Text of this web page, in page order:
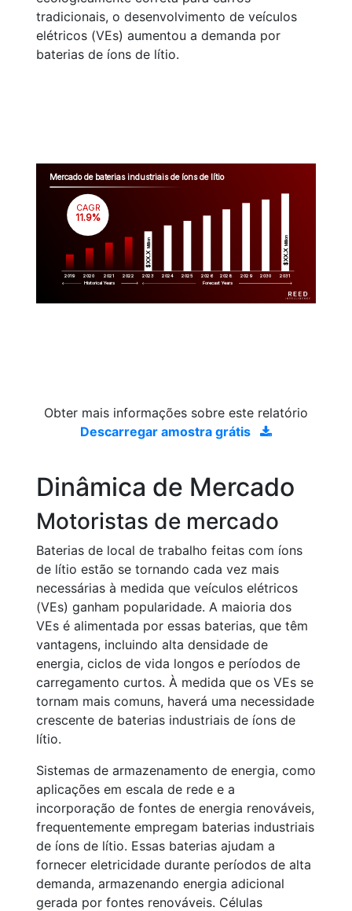
tradicionais, o desenvolvimento de veículos
elétricos (VEs) aumentou a demanda por
baterias de íons de lítio.
Mercado de baterias industriais de íons de lítio
2019 2020 2021 2022 2023 2024 2025 2026 2028 2029 2030 2031
$XX.X
Million
$XX.X
Million
CAGR
11.9%
Historical Years Forecast Years
Obter mais informações sobre este relatório
Descarregar amostra grátis
Dinâmica de Mercado
Motoristas de mercado
Baterias de local de trabalho feitas com íons
de lítio estão se tornando cada vez mais
necessárias à medida que veículos elétricos
(VEs) ganham popularidade. A maioria dos
VEs é alimentada por essas baterias, que têm
vantagens, incluindo alta densidade de
energia, ciclos de vida longos e períodos de
carregamento curtos. À medida que os VEs se
tornam mais comuns, haverá uma necessidade
crescente de baterias industriais de íons de
lítio.
Sistemas de armazenamento de energia, como
aplicações em escala de rede e a
incorporação de fontes de energia renováveis,
frequentemente empregam baterias industriais
de íons de lítio. Essas baterias ajudam a
fornecer eletricidade durante períodos de alta
demanda, armazenando energia adicional
gerada por fontes renováveis. Células